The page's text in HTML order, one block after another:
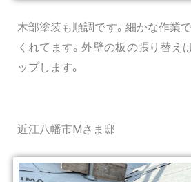
木部塗装も順調です。細かな作業
くれてます。外壁の板の張り替え
ップします。
近江八幡市Mさま邸